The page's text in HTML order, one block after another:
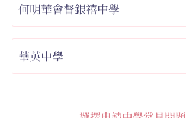
何明華會督銀禧中學
華英中學